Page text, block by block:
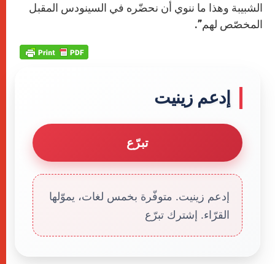
الشبيبة وهذا ما ننوي أن نحضّره في السينودس المقبل
المخصّص لهم”.
إدعم زينيت
تبرّع
إدعم زينيت. متوفّرة بخمس لغات، يموّلها
القرّاء. إشترك تبرّع